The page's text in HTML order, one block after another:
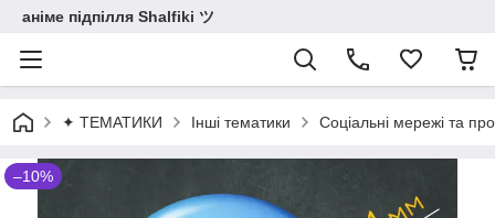
аніме підпілля Shalfiki ツ
✦ ТЕМАТИКИ Інші тематики Соціальні мережі та
–10%